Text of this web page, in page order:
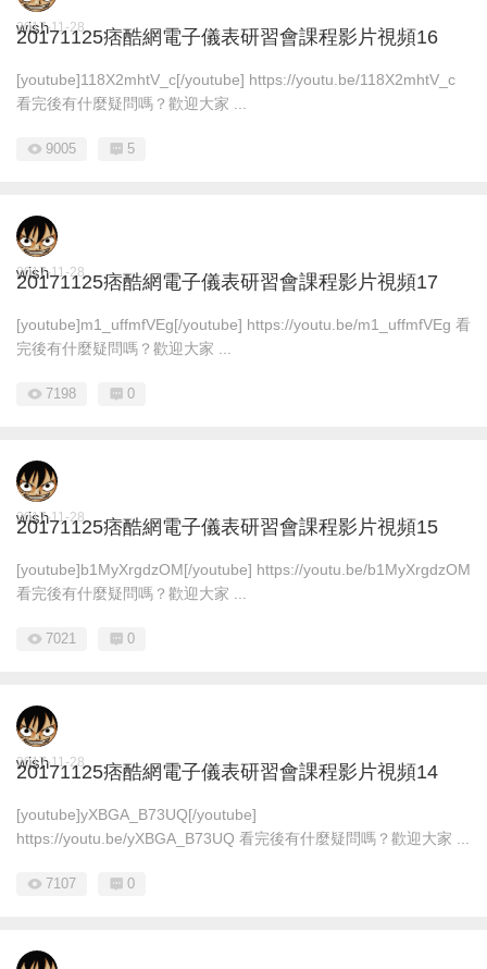
wish
2017-11-28
20171125痞酷網電子儀表研習會課程影片視頻16
[youtube]118X2mhtV_c[/youtube] https://youtu.be/118X2mhtV_c
看完後有什麼疑問嗎？歡迎大家 ...
9005 5
wish
2017-11-28
20171125痞酷網電子儀表研習會課程影片視頻17
[youtube]m1_uffmfVEg[/youtube] https://youtu.be/m1_uffmfVEg 看
完後有什麼疑問嗎？歡迎大家 ...
7198 0
wish
2017-11-28
20171125痞酷網電子儀表研習會課程影片視頻15
[youtube]b1MyXrgdzOM[/youtube] https://youtu.be/b1MyXrgdzOM
看完後有什麼疑問嗎？歡迎大家 ...
7021 0
wish
2017-11-28
20171125痞酷網電子儀表研習會課程影片視頻14
[youtube]yXBGA_B73UQ[/youtube]
https://youtu.be/yXBGA_B73UQ 看完後有什麼疑問嗎？歡迎大家 ...
7107 0